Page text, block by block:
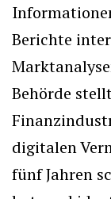
Berichte
Behörde
digitalen
fünf Jahren